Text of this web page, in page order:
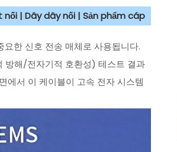
| Dây dây nối | Sản phẩm cáp
한 신호 전송 매체로 사용됩니다.
방해/전자기적 호환성) 테스트 결과
에서 이 케이블이 고속 전자 시스템